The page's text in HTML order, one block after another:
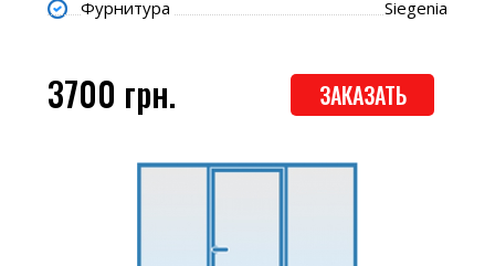
Фурнитура Siegenia
3700 грн. ЗАКАЗАТЬ